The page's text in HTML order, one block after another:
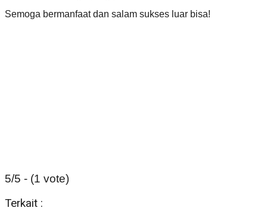
Semoga bermanfaat dan salam sukses luar bisa!
5/5 - (1 vote)
Terkait :